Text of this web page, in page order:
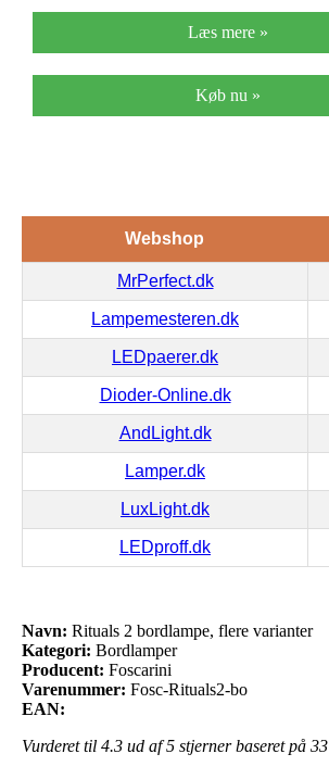
Læs mere »
Køb nu »
Webshop
MrPerfect.dk
Lampemesteren.dk
LEDpaerer.dk
Dioder-Online.dk
AndLight.dk
Lamper.dk
LuxLight.dk
LEDproff.dk
Navn: Rituals 2 bordlampe, flere varianter
Kategori: Bordlamper
Producent: Foscarini
Varenummer: Fosc-Rituals2-bo
EAN:
Vurderet til 4.3 ud af 5 stjerner baseret på 33